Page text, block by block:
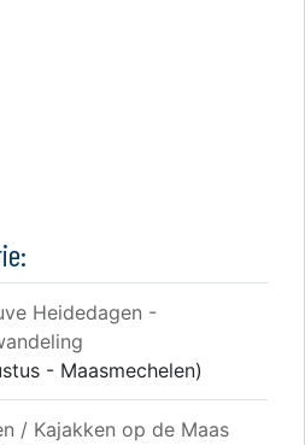
Heidedagen -
- Maasmechelen)
/ Kajakken op de Maas